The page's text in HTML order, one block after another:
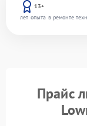
13+
лет опыта в ремонте
Прайс